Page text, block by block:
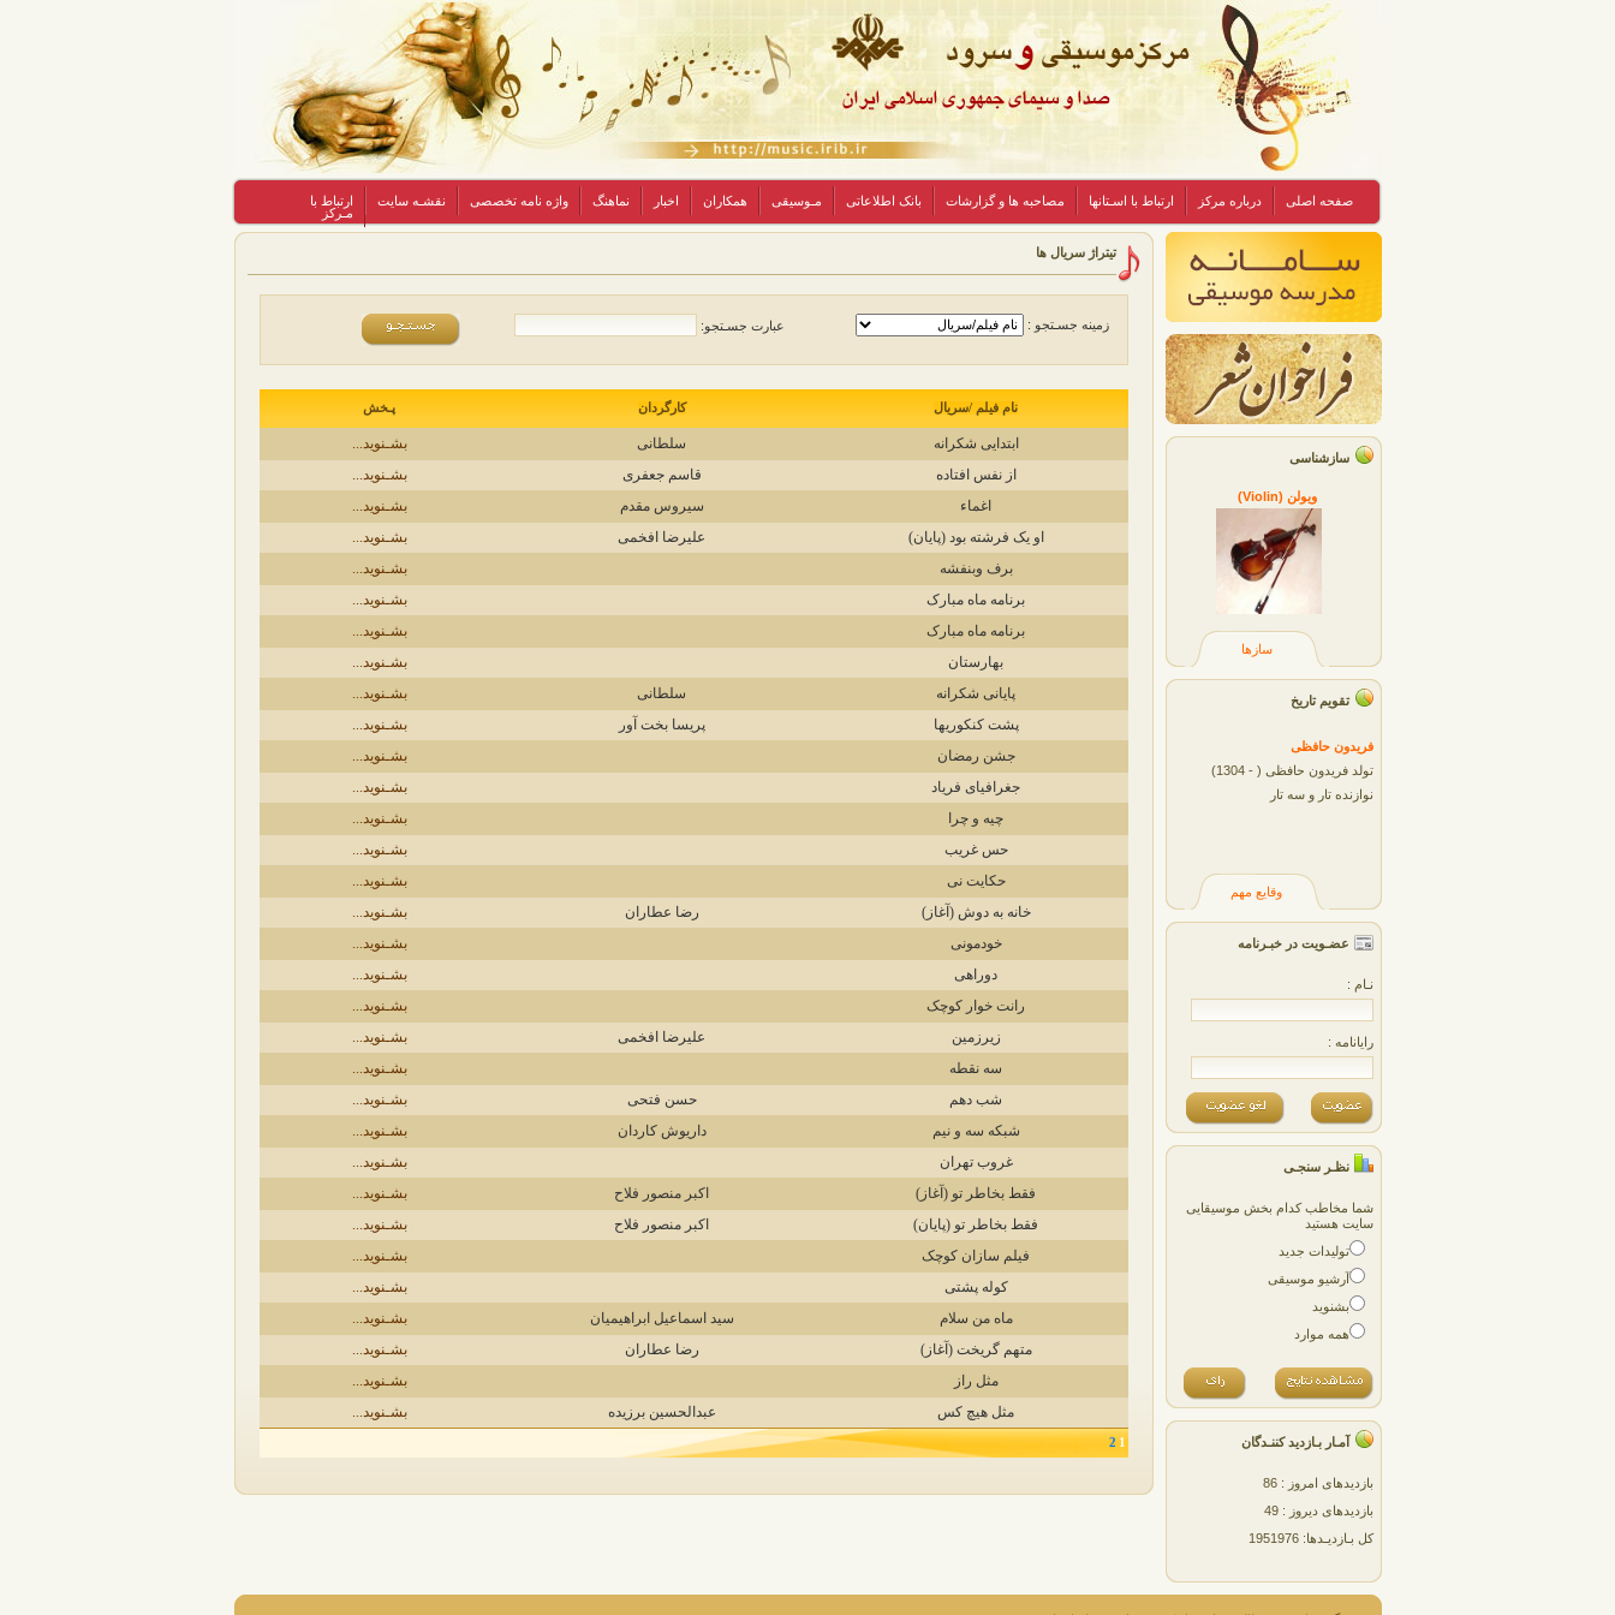
صفحه اصلی درباره مرکز ارتباط با اسـتانها مصاحبه ها و گزارشات بانک اطلاعاتی مـوسیقی همکاران اخبار نماهنگ واژه نامه تخصصی نقشـه سایت
ارتباط با
مـرکز
سازشناسی
ویولن (Violin)
سازها
تقویم تاریخ
فريدون حافظی
تولد فریدون حافظی ( - 1304)
نوازنده تار و سه تار
وقایع مهم
عضـویت در خبـرنامه
نـام :
رایانامه :
نظـر سنجـی
شما مخاطب کدام بخش موسیقایی
سایت هستید
تولیدات جدید
آرشیو موسیقی
بشنوید
همه موارد
آمـار بـازدید کننـدگان
بازدیدهای امروز : 86
بازدیدهای دیروز : 49
کل بـازدیـدها: 1951976
تیتراژ سریال ها
زمینه جسـتجو : عبارت جسـتجو:
نام فیلم /سریال کارگردان پـخش
ابتدایی شکرانه سلطانی
بشـنوید...
از نفس افتاده
قاسم جعفری
بشـنوید...
اغماء
سیروس مقدم
بشـنوید...
او یک فرشته بود (پایان)
علیرضا افخمی
بشـنوید...
برف وبنفشه
بشـنوید...
برنامه ماه مبارک
بشـنوید...
برنامه ماه مبارک
بشـنوید...
بهارستان
بشـنوید...
پایانی شکرانه
سلطانی
بشـنوید...
پشت کنکوریها
پریسا بخت آور
بشـنوید...
جشن رمضان
بشـنوید...
جغرافیای فریاد
بشـنوید...
چیه و چرا
بشـنوید...
حس غریب
بشـنوید...
حکایت نی
بشـنوید...
خانه به دوش (آغاز)
رضا عطاران
بشـنوید...
خودمونی
بشـنوید...
دوراهی
بشـنوید...
رانت خوار کوچک
بشـنوید...
زیرزمین
علیرضا افخمی
بشـنوید...
سه نقطه
بشـنوید...
شب دهم
حسن فتحی
بشـنوید...
شبکه سه و نیم
داریوش کاردان
بشـنوید...
غروب تهران
بشـنوید...
فقط بخاطر تو (آغاز)
اکبر منصور فلاح
بشـنوید...
فقط بخاطر تو (پایان)
اکبر منصور فلاح
بشـنوید...
فیلم سازان کوچک
بشـنوید...
کوله پشتی
بشـنوید...
ماه من سلام
سید اسماعیل ابراهیمیان
بشـنوید...
متهم گریخت (آغاز)
رضا عطاران
بشـنوید...
مثل راز
بشـنوید...
مثل هیچ کس
عبدالحسین برزیده بشـنوید...
1
2